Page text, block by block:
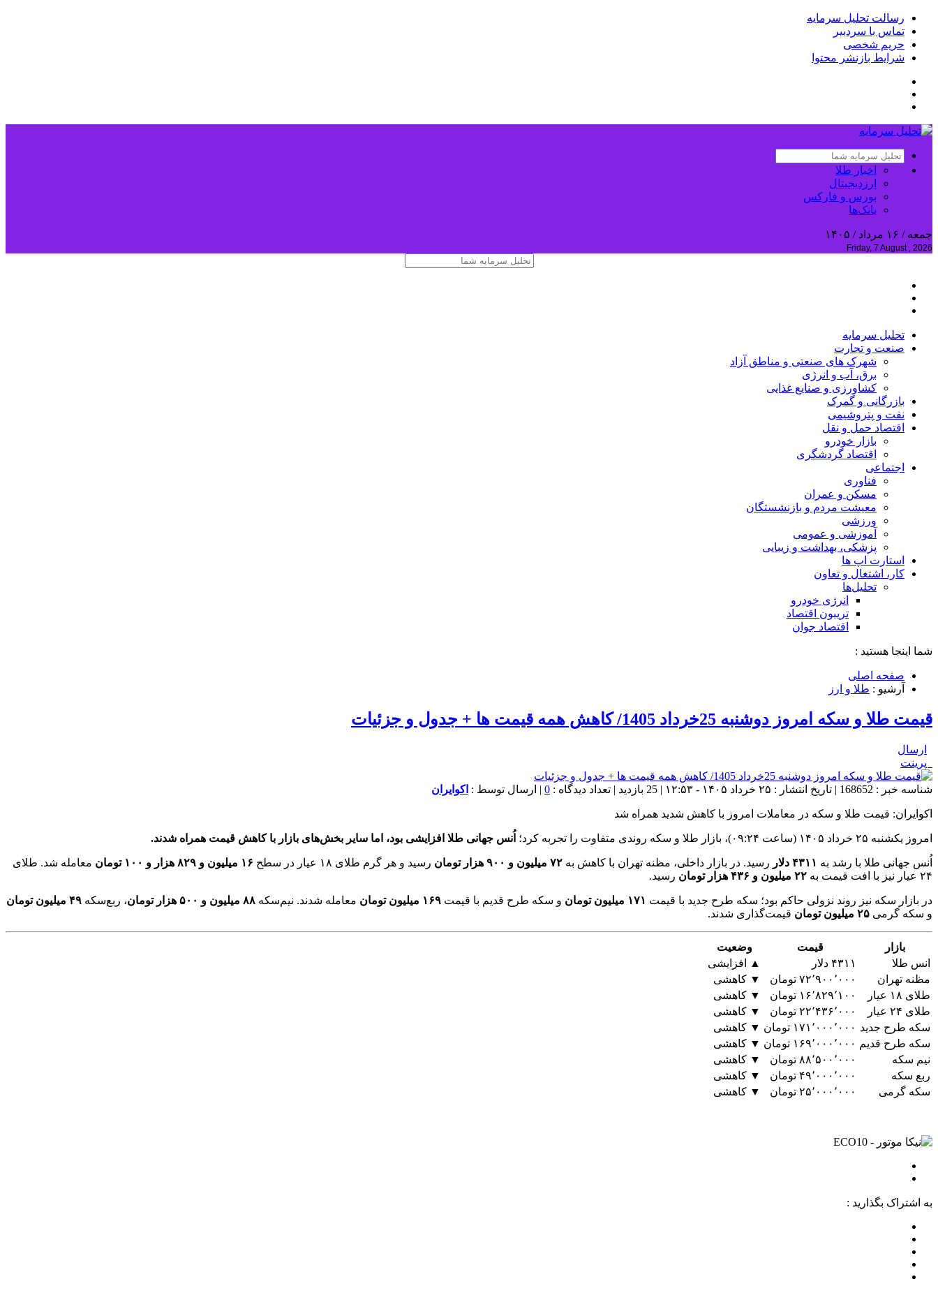
رسالت تحلیل سرمایه
تماس با سردبیر
حریم شخصی
شرایط بازنشر محتوا
اخبار طلا
ارزدیجیتال
بورس و فارکس
بانک‌ها
جمعه / ۱۶ مرداد / ۱۴۰۵
Friday, 7 August , 2026
تحلیل‌ سرمایه
صنعت و تجارت
شهرک های صنعتی و مناطق آزاد
برق، آب و انرژی
کشاورزی و صنایع غذایی
بازرگانی و گمرک
نفت و پتروشیمی
اقتصاد حمل و نقل
بازار خودرو
اقتصاد گردشگری
اجتماعی
فناوری
مسکن و عمران
معیشت مردم و بازنشستگان
ورزشی
آموزشی و عمومی
پزشکی، بهداشت و زیبایی
استارت اپ ها
کار، اشتغال و تعاون
تحلیل‌ها
انرژی خودرو
تریبون اقتصاد
اقتصاد جوان
شما اینجا هستید :
صفحه اصلی
آرشیو : طلا و ارز
قیمت طلا و سکه امروز دوشنبه 25خرداد 1405/ کاهش همه قیمت ها + جدول و جزئیات
ارسال
پرینت
شناسه خبر : 168652 | تاریخ انتشار : ۲۵ خرداد ۱۴۰۵ - ۱۲:۵۳ | 25 بازدید | تعداد دیدگاه : 0 | ارسال توسط : اکوایران
اکوایران: قیمت طلا و سکه در معاملات امروز با کاهش شدید همراه شد
امروز یکشنبه ۲۵ خرداد ۱۴۰۵ (ساعت ۰۹:۲۴)، بازار طلا و سکه روندی متفاوت را تجربه کرد؛ اُنس جهانی طلا افزایشی بود، اما سایر بخش‌های بازار با کاهش قیمت همراه شدند.
اُنس جهانی طلا با رشد به ۴۳۱۱ دلار رسید. در بازار داخلی، مظنه تهران با کاهش به ۷۲ میلیون و ۹۰۰ هزار تومان رسید و هر گرم طلای ۱۸ عیار در سطح ۱۶ میلیون و ۸۲۹ هزار و ۱۰۰ تومان
معامله شد. طلای
۲۴ عیار نیز با افت قیمت به
۲۲ میلیون و ۴۳۶ هزار تومان رسید.
در بازار سکه نیز روند نزولی حاکم بود؛ سکه طرح جدید با قیمت ۱۷۱ میلیون تومان و سکه طرح قدیم با قیمت ۱۶۹ میلیون تومان معامله شدند. نیم‌سکه ۸۸ میلیون و ۵۰۰ هزار تومان ، ربع‌سکه ۴۹ میلیون تومان
و سکه گرمی ۲۵ میلیون تومان قیمت‌گذاری شدند.
بازار قیمت
وضعیت
انس طلا
۴۳۱۱ دلار
▲ افزایشی
مظنه تهران
۷۲٬۹۰۰٬۰۰۰ تومان
▼ کاهشی
طلای ۱۸ عیار
۱۶٬۸۲۹٬۱۰۰ تومان
▼ کاهشی
طلای ۲۴ عیار
۲۲٬۴۳۶٬۰۰۰ تومان
▼ کاهشی
سکه طرح جدید ۱۷۱٬۰۰۰٬۰۰۰ تومان
▼ کاهشی
سکه طرح قدیم ۱۶۹٬۰۰۰٬۰۰۰ تومان
▼ کاهشی
نیم سکه
۸۸٬۵۰۰٬۰۰۰ تومان
▼ کاهشی
ربع سکه
۴۹٬۰۰۰٬۰۰۰ تومان
▼ کاهشی
سکه گرمی
۲۵٬۰۰۰٬۰۰۰ تومان ▼ کاهشی
به اشتراک بگذارید :